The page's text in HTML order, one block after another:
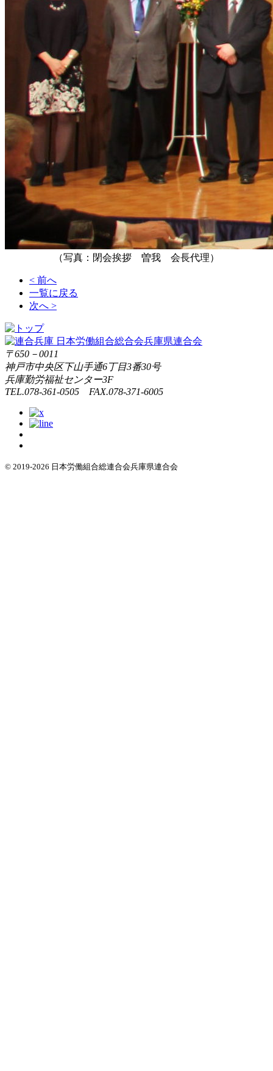
（写真：閉会挨拶 曽我 会長代理）
< 前へ
一覧に戻る
次へ >
〒650－0011
神戸市中央区下山手通6丁目3番30号
兵庫勤労福祉センター3F
TEL.078-361-0505 FAX.078-371-6005
© 2019-2026 日本労働組合総連合会兵庫県連合会